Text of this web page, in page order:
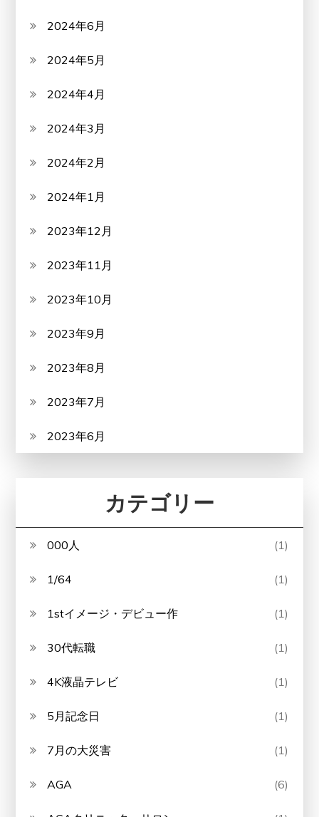
2024年6月
2024年5月
2024年4月
2024年3月
2024年2月
2024年1月
2023年12月
2023年11月
2023年10月
2023年9月
2023年8月
2023年7月
2023年6月
カテゴリー
000人 (1)
1/64 (1)
1stイメージ・デビュー作 (1)
30代転職 (1)
4K液晶テレビ (1)
5月記念日 (1)
7月の大災害 (1)
AGA (6)